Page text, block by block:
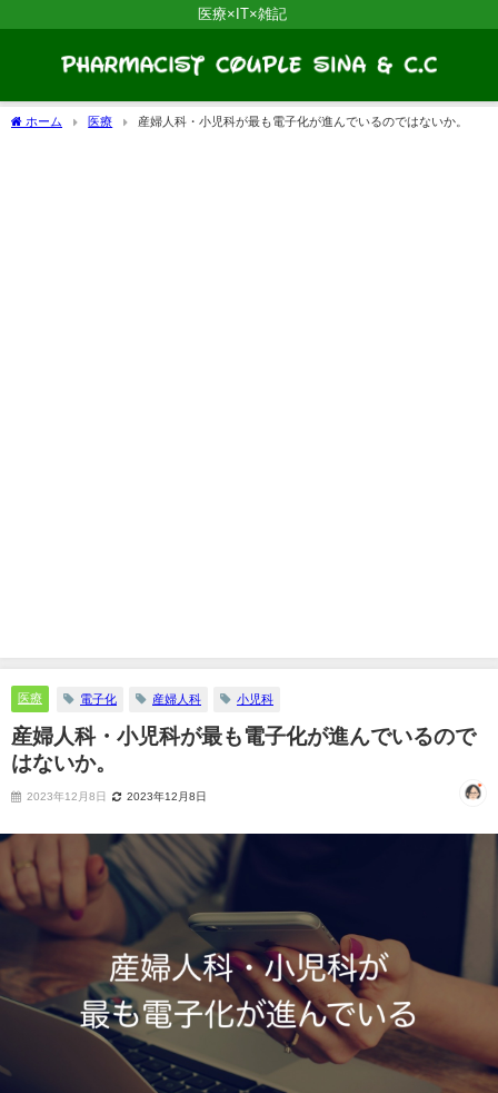
医療×IT×雑記
ホーム 医療 産婦人科・小児科が最も電子化が進んでいるのではないか。
医療 電子化 産婦人科 小児科
産婦人科・小児科が最も電子化が進んでいるので
はないか。
2023年12月8日 2023年12月8日